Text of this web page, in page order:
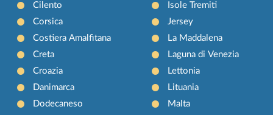
Cilento
Corsica
Costiera Amalfitana
Creta
Croazia
Danimarca
Dodecaneso
Isole Tremiti
Jersey
La Maddalena
Laguna di Venezia
Lettonia
Lituania
Malta